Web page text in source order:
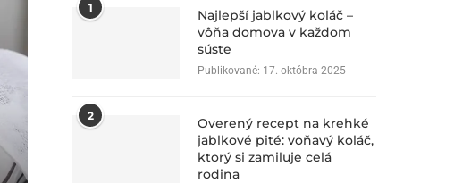
1
Najlepší jablkový koláč –
vôňa domova v každom
súste
Publikované: 17. októbra 2025
2
Overený recept na krehké
jablkové pité: voňavý koláč,
ktorý si zamiluje celá
rodina